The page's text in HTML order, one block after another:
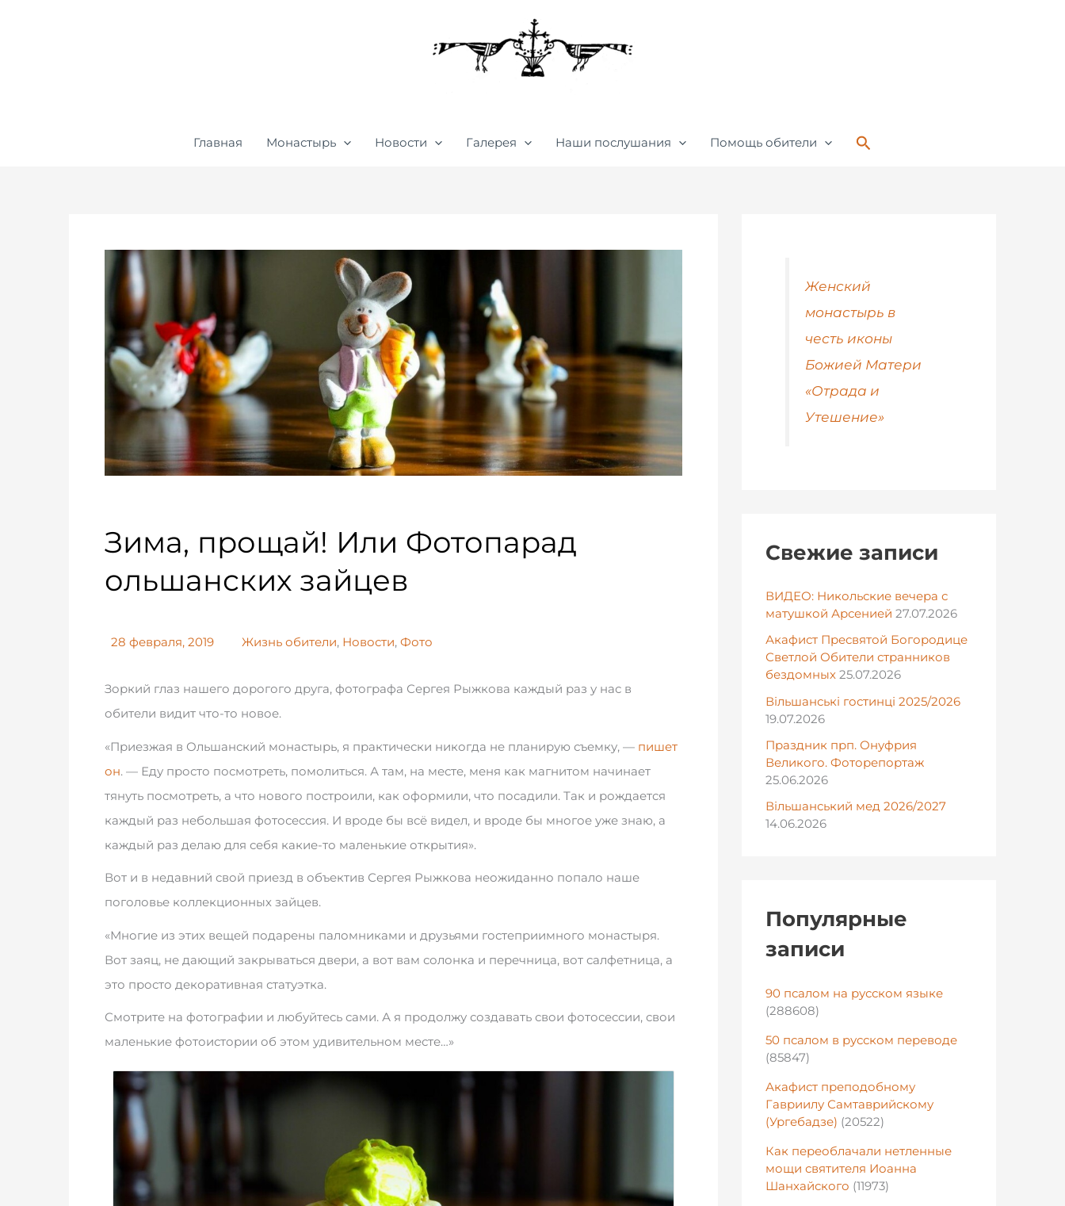
Главная Монастырь Новости Галерея Наши послушания Помощь обители Поиск
Зима, прощай! Или Фотопарад
ольшанских зайцев
28 февраля, 2019 Жизнь обители, Новости, Фото
Зоркий глаз нашего дорогого друга, фотографа Сергея Рыжкова каждый раз у нас в
обители видит что-то новое.
«Приезжая в Ольшанский монастырь, я практически никогда не планирую съемку, — пишет
он. — Еду просто посмотреть, помолиться. А там, на месте, меня как магнитом начинает
тянуть посмотреть, а что нового построили, как оформили, что посадили. Так и рождается
каждый раз небольшая фотосессия. И вроде бы всё видел, и вроде бы многое уже знаю, а
каждый раз делаю для себя какие-то маленькие открытия».
Вот и в недавний свой приезд в объектив Сергея Рыжкова неожиданно попало наше
поголовье коллекционных зайцев.
«Многие из этих вещей подарены паломниками и друзьями гостеприимного монастыря.
Вот заяц, не дающий закрываться двери, а вот вам солонка и перечница, вот салфетница, а
это просто декоративная статуэтка.
Смотрите на фотографии и любуйтесь сами. А я продолжу создавать свои фотосессии, свои
маленькие фотоистории об этом удивительном месте…»
Женский
монастырь в
честь иконы
Божией Матери
«Отрада и
Утешение»
Свежие записи
ВИДЕО: Никольские вечера с
матушкой Арсенией 27.07.2026
Акафист Пресвятой Богородице
Светлой Обители странников
бездомных 25.07.2026
Вільшанські гостинці 2025/2026
19.07.2026
Праздник прп. Онуфрия
Великого. Фоторепортаж
25.06.2026
Вільшанський мед 2026/2027
14.06.2026
Популярные
записи
90 псалом на русском языке
(288608)
50 псалом в русском переводе
(85847)
Акафист преподобному
Гавриилу Самтаврийскому
(Ургебадзе) (20522)
Как переоблачали нетленные
мощи святителя Иоанна
Шанхайского (11973)